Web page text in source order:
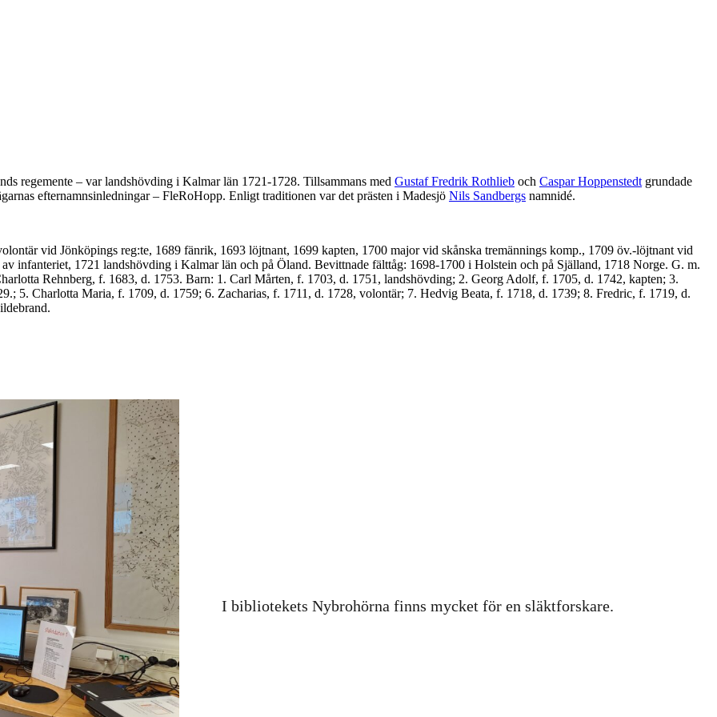
regemente – var landshövding i Kalmar län 1721-1728. Tillsammans med Gustaf Fredrik Rothlieb och Caspar Hoppenstedt grundade
efternamnsinledningar – FleRoHopp. Enligt traditionen var det prästen i Madesjö Nils Sandbergs namnidé.
vid Jönköpings reg:te, 1689 fänrik, 1693 löjtnant, 1699 kapten, 1700 major vid skånska tremännings komp., 1709 öv.-löjtnant vid
infanteriet, 1721 landshöv­ding i Kalmar län och på Öland. Bevittnade fälttåg: 1698-1700 i Holstein och på Själland, 1718 Norge. G. m.
Rehnberg, f. 1683, d. 1753. Barn: 1. Carl Mårten, f. 1703, d. 1751, landshövding; 2. Georg Adolf, f. 1705, d. 1742, kapten; 3.
5. Charlotta Maria, f. 1709, d. 1759; 6. Zacharias, f. 1711, d. 1728, volontär; 7. Hedvig Beata, f. 1718, d. 1739; 8. Fredric, f. 1719, d.
I bibliotekets Nybrohörna finns mycket för en släktforskare.